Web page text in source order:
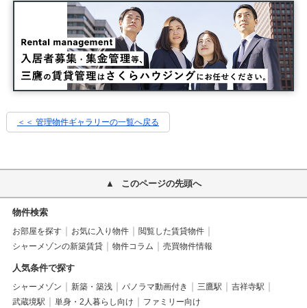
＜＜ 管理物件ギャラリーの一覧へ戻る
このページの先頭へ
物件検索
お部屋を探す お気に入り物件
閲覧した賃貸物件
シャーメゾンの新築賃貸
物件コラム 売買物件情報
人気条件で探す
シャーメゾン 新築・築浅 パノラマ動画付き 三鷹駅
吉祥寺駅
武蔵境駅
単身・2人暮らし向け ファミリー向け